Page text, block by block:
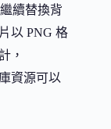
續替換背
以 PNG 格
，
資源可以